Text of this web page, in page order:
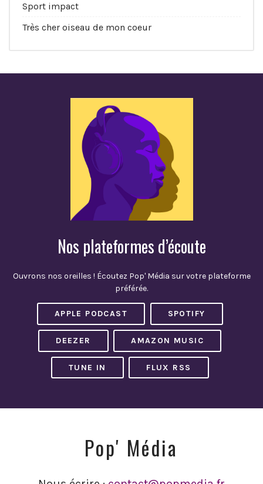
Sport impact
Très cher oiseau de mon coeur
Nos plateformes d’écoute
Ouvrons nos oreilles ! Écoutez Pop' Média sur votre plateforme
préférée.
APPLE PODCAST SPOTIFY
DEEZER AMAZON MUSIC
TUNE IN FLUX RSS
Pop' Média